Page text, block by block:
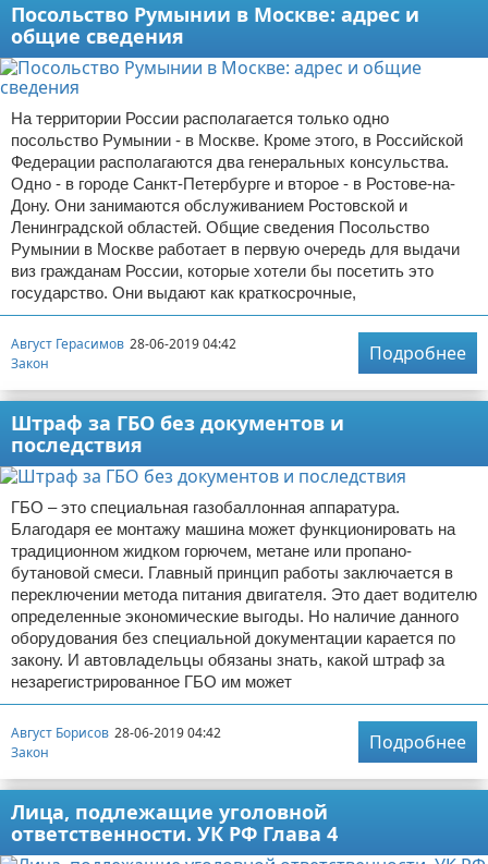
Посольство Румынии в Москве: адрес и
общие сведения
На территории России располагается только одно
посольство Румынии - в Москве. Кроме этого, в Российской
Федерации располагаются два генеральных консульства.
Одно - в городе Санкт-Петербурге и второе - в Ростове-на-
Дону. Они занимаются обслуживанием Ростовской и
Ленинградской областей. Общие сведения Посольство
Румынии в Москве работает в первую очередь для выдачи
виз гражданам России, которые хотели бы посетить это
государство. Они выдают как краткосрочные,
Август Герасимов 28-06-2019 04:42
Закон
Подробнее
Штраф за ГБО без документов и
последствия
ГБО – это специальная газобаллонная аппаратура.
Благодаря ее монтажу машина может функционировать на
традиционном жидком горючем, метане или пропано-
бутановой смеси. Главный принцип работы заключается в
переключении метода питания двигателя. Это дает водителю
определенные экономические выгоды. Но наличие данного
оборудования без специальной документации карается по
закону. И автовладельцы обязаны знать, какой штраф за
незарегистрированное ГБО им может
Август Борисов 28-06-2019 04:42
Закон
Подробнее
Лица, подлежащие уголовной
ответственности. УК РФ Глава 4